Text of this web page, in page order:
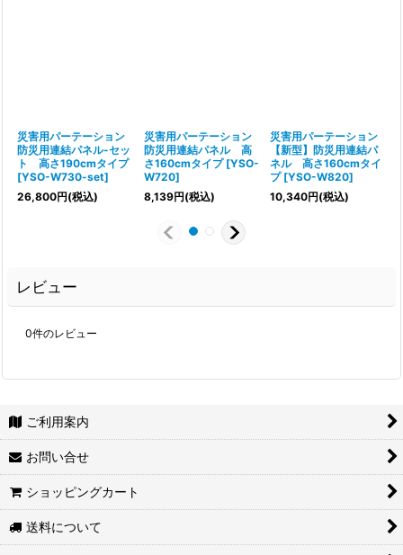
災害用パーテーション
防災用連結パネル-セッ
ト 高さ190cmタイプ
[YSO-W730-set]
26,800円(税込)
災害用パーテーション
防災用連結パネル 高
さ160cmタイプ [YSO-
W720]
8,139円(税込)
災害用パーテーション
【新型】防災用連結パ
ネル 高さ160cmタイ
プ [YSO-W820]
10,340円(税込)
レビュー
0件のレビュー
ご利用案内
お問い合せ
ショッピングカート
送料について